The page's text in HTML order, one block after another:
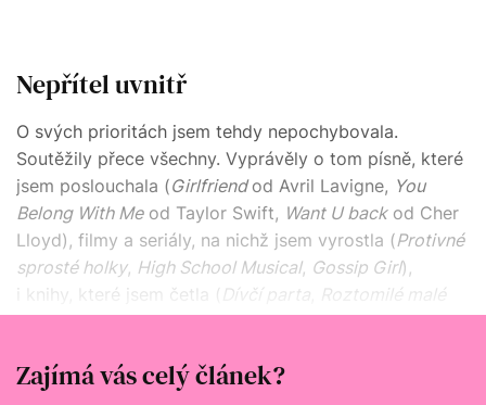
Nepřítel uvnitř
O svých prioritách jsem tehdy nepochybovala.
Soutěžily přece všechny. Vyprávěly o tom písně, které
jsem poslouchala (Girlfriendod Avril Lavigne, You
Belong With Meod Taylor Swift, Want U backod Cher
Lloyd), filmy a seriály, na nichž jsem vyrostla (Protivné
sprosté holky, High School Musical, Gossip Girl),
i knihy, které jsem četla ( Dívčí parta
Roztomilé malé
lhářky). Ostatní ženy byly soupeřky, ne spojenkyně,
Zajímá vás celý článek?